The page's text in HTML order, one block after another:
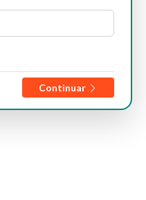
Continuar